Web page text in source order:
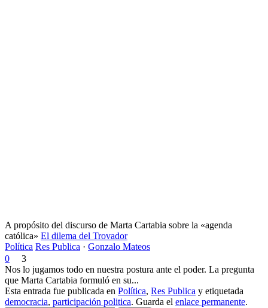
A propósito del discurso de Marta Cartabia sobre la «agenda
católica» El dilema del Trovador
Política Res Publica · Gonzalo Mateos
0
3
Nos lo jugamos todo en nuestra postura ante el poder. La pregunta
que Marta Cartabia formuló en su...
Esta entrada fue publicada en Política, Res Publica y etiquetada
democracia, participación politica. Guarda el enlace permanente.